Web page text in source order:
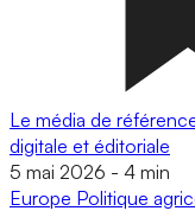
Le média de
digitale et éditoriale
5 mai 2026 - 4 min
Europe Politique